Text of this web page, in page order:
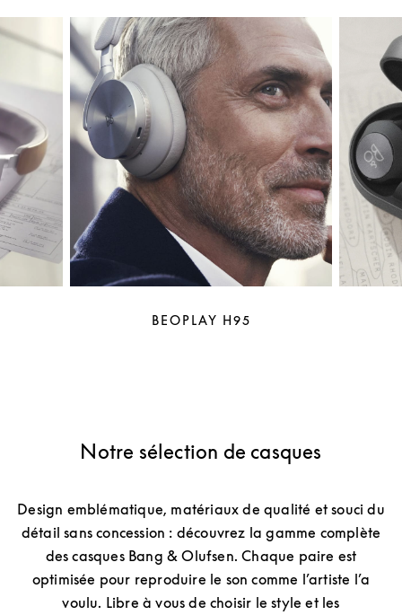
BEOPLAY H95
Notre sélection de casques
Design emblématique, matériaux de qualité et souci du
détail sans concession : découvrez la gamme complète
des casques Bang & Olufsen. Chaque paire est
optimisée pour reproduire le son comme l’artiste l’a
voulu. Libre à vous de choisir le style et les